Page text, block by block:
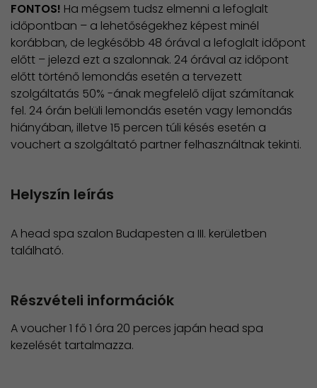
FONTOS! Ha mégsem tudsz elmenni a lefoglalt
időpontban – a lehetőségekhez képest minél
korábban, de legkésőbb 48 órával a lefoglalt időpont
előtt – jelezd ezt a szalonnak. 24 órával az időpont
előtt történő lemondás esetén a tervezett
szolgáltatás 50% -ának megfelelő díjat számítanak
fel. 24 órán belüli lemondás esetén vagy lemondás
hiányában, illetve 15 percen túli késés esetén a
vouchert a szolgáltató partner felhasználtnak tekinti.
Helyszín leírás
A head spa szalon Budapesten a III. kerületben
található.
Részvételi információk
A voucher 1 fő 1 óra 20 perces japán head spa
kezelését tartalmazza.